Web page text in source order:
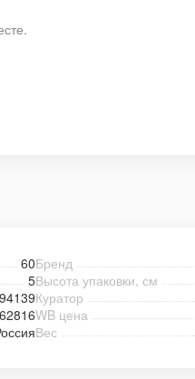
60Бренд
5Высота упаковки, см
Куратор
WB цена
Вес